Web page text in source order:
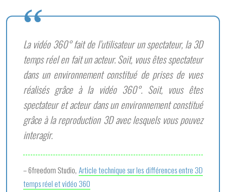
La vidéo 360° fait de l’utilisateur un spectateur, la 3D
temps réel en fait un acteur. Soit, vous êtes spectateur
dans un environnement constitué de prises de vues
réalisés grâce à la vidéo 360°. Soit, vous êtes
spectateur et acteur dans un environnement constitué
grâce à la reproduction 3D avec lesquels vous pouvez
interagir.
– 6freedom Studio, Article technique sur les différences entre 3D
temps réel et vidéo 360